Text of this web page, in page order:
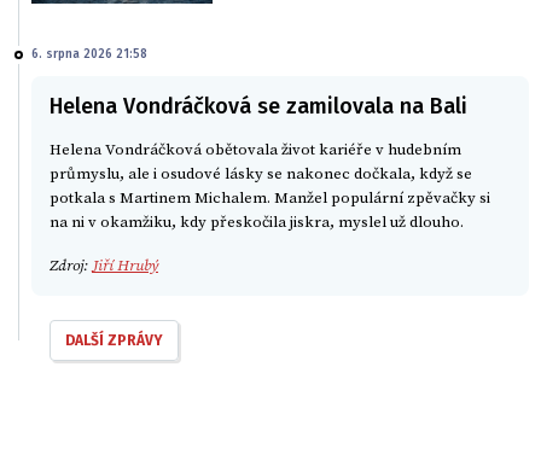
6. srpna 2026 21:58
Helena Vondráčková se zamilovala na Bali
Helena Vondráčková obětovala život kariéře v hudebním
průmyslu, ale i osudové lásky se nakonec dočkala, když se
potkala s Martinem Michalem. Manžel populární zpěvačky si
na ni v okamžiku, kdy přeskočila jiskra, myslel už dlouho.
Zdroj: Jiří Hrubý
DALŠÍ ZPRÁVY